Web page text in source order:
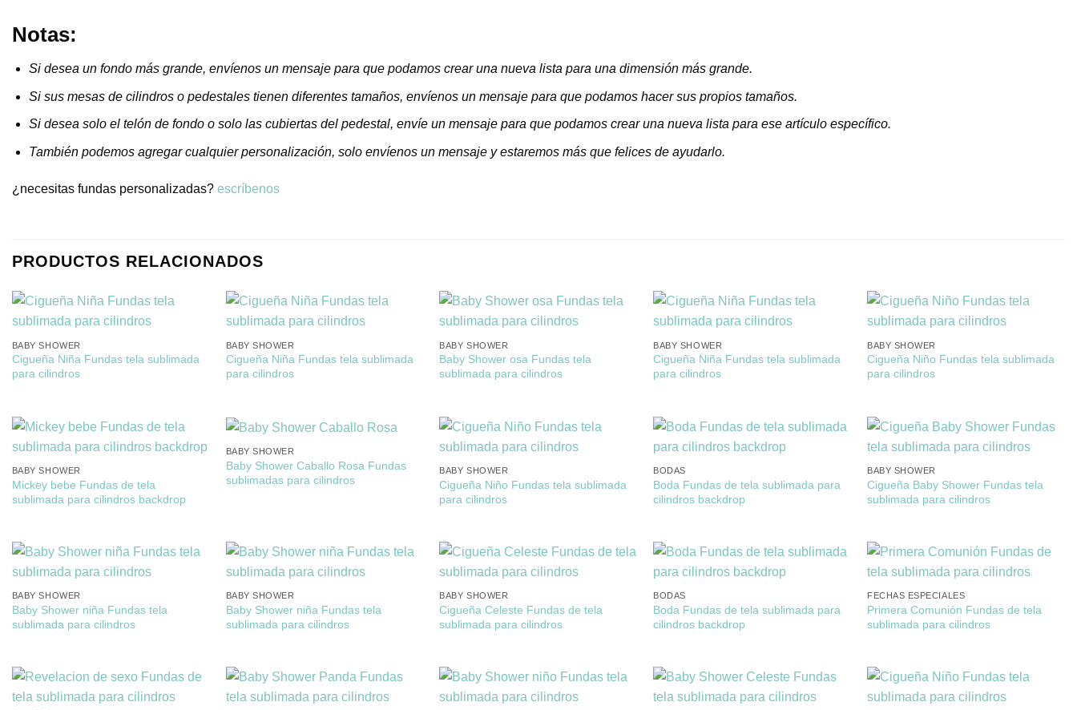
Notas:
Si desea un fondo más grande, envíenos un mensaje para que podamos crear una nueva lista para una dimensión más grande.
Si sus mesas de cilindros o pedestales tienen diferentes tamaños, envíenos un mensaje para que podamos hacer sus propios tamaños.
Si desea solo el telón de fondo o solo las cubiertas del pedestal, envíe un mensaje para que podamos crear una nueva lista para ese artículo específico.
También podemos agregar cualquier personalización, solo envíenos un mensaje y estaremos más que felices de ayudarlo.
¿necesitas fundas personalizadas? escríbenos
PRODUCTOS RELACIONADOS
BABY SHOWER
Cigueña Niña Fundas tela sublimada
para cilindros
BABY SHOWER
Cigueña Niña Fundas tela sublimada
para cilindros
BABY SHOWER
Baby Shower osa Fundas tela
sublimada para cilindros
BABY SHOWER
Cigueña Niña Fundas tela sublimada
para cilindros
BABY SHOWER
Cigueña Niño Fundas tela sublimada
para cilindros
BABY SHOWER
Mickey bebe Fundas de tela
sublimada para cilindros backdrop
BABY SHOWER
Baby Shower Caballo Rosa Fundas
sublimadas para cilindros
BABY SHOWER
Cigueña Niño Fundas tela sublimada
para cilindros
BODAS
Boda Fundas de tela sublimada para
cilindros backdrop
BABY SHOWER
Cigueña Baby Shower Fundas tela
sublimada para cilindros
BABY SHOWER
Baby Shower niña Fundas tela
sublimada para cilindros
BABY SHOWER
Baby Shower niña Fundas tela
sublimada para cilindros
BABY SHOWER
Cigueña Celeste Fundas de tela
sublimada para cilindros
BODAS
Boda Fundas de tela sublimada para
cilindros backdrop
FECHAS ESPECIALES
Primera Comunión Fundas de tela
sublimada para cilindros